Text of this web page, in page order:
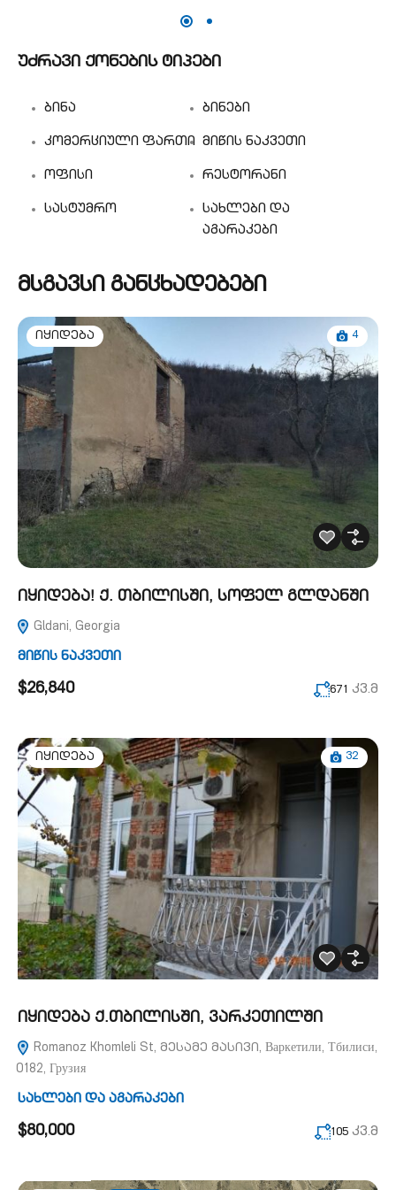
უძრავი ქონების ტიპები
ბინა ბინები
კომერციული ფართი მიწის ნაკვეთი
ოფისი რესტორანი
სასტუმრო
სახლები და
აგარაკები
მსგავსი განცხადებები
იყიდება 4
იყიდება! ქ. თბილისში, სოფელ გლდანში
Gldani, Georgia
მიწის ნაკვეთი
$26,840 671 კვ.მ
იყიდება 32
იყიდება ქ.თბილისში, ვარკეთილში
Romanoz Khomleli St, მესამე მასივი, Варкетили, Тбилиси,
0182, Грузия
სახლები და აგარაკები
$80,000 105 კვ.მ